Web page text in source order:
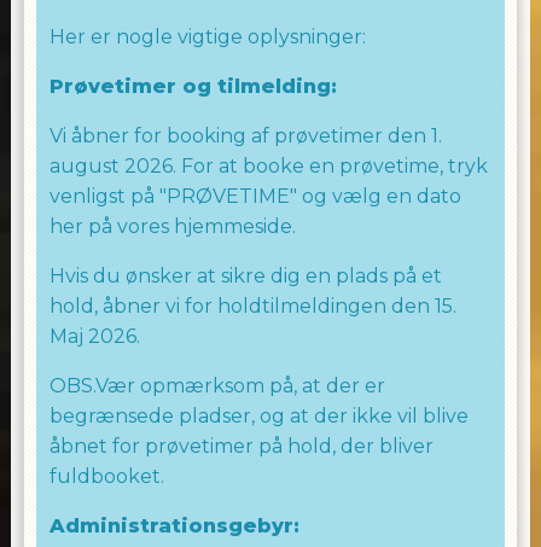
Allingham Dance Team præsenterer en
er dedikerede til at inspirere og motivere alle
Vi gør en stor indsats for at fylde alle børn
med positiv energi og lære dem fede danse
moves, så de kan udfolde deres
samtidig.
Vi ser frem til at byde dig velkommen i
uforglemmelige øjeblikke fyldt med
danseglæde og energi.
Vi ser frem til at se dig i dansesalen!
Her er nogle vigtige oplysninger:
Prøvetimer og tilmelding:
Vi åbner for booking af prøvetimer den 1.
august 2026. For at booke en prøvetime, tryk
venligst på "PRØVETIME" og vælg en dato
her på vores hjemmeside.
Hvis du ønsker at sikre dig en plads på et
hold, åbner vi for holdtilmeldingen den 15.
Maj 2026.
OBS.Vær opmærksom på, at der er
begrænsede pladser, og at der ikke vil blive
åbnet for prøvetimer på hold, der bliver
fuldbooket.
Administrationsgebyr: